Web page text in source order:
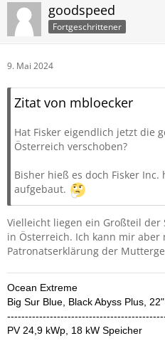
goodspeed
Fortgeschrittener
9. Mai 2024
Zitat von mbloecker
Hat Fisker eigendlich jetzt die
Österreich verschoben?
Bisher hieß es doch Fisker
aufgebaut.
Vielleicht liegen ein Großteil
in Österreich. Ich kann mir aber
Patronatserklärung der
Ocean Extreme
Big Sur Blue, Black Abyss Plus, 22"
PV 24,9 kWp, 18 kW Speicher